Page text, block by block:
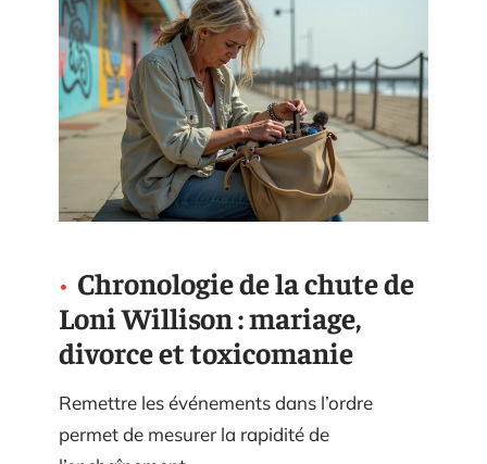
Chronologie de la chute de
Loni Willison : mariage,
divorce et toxicomanie
Remettre les événements dans l’ordre
permet de mesurer la rapidité de